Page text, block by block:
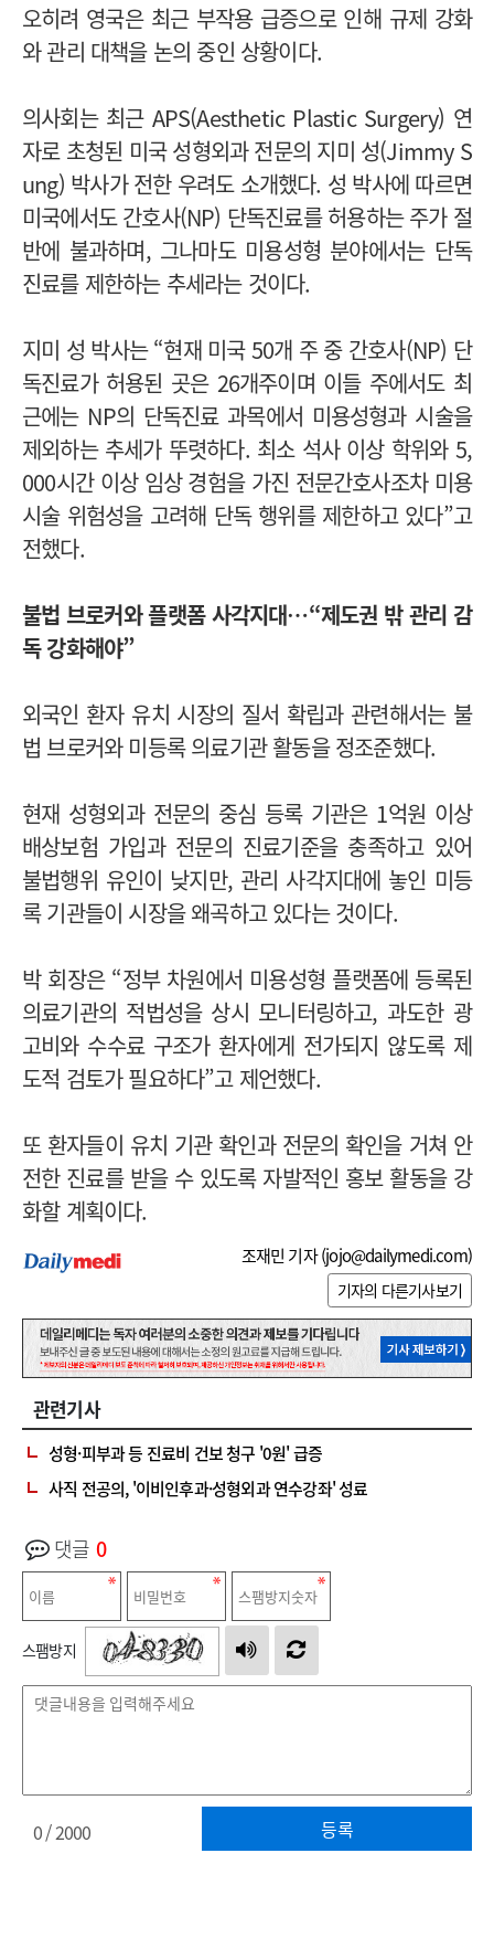
오히려 영국은 최근 부작용 급증으로 인해 규제 강화
와 관리 대책을 논의 중인 상황이다.
의사회는 최근 APS(Aesthetic Plastic Surgery) 연
자로 초청된 미국 성형외과 전문의 지미 성(Jimmy S
ung) 박사가 전한 우려도 소개했다. 성 박사에 따르면
미국에서도 간호사(NP) 단독진료를 허용하는 주가 절
반에 불과하며, 그나마도 미용성형 분야에서는 단독
진료를 제한하는 추세라는 것이다.
지미 성 박사는 “현재 미국 50개 주 중 간호사(NP) 단
독진료가 허용된 곳은 26개주이며 이들 주에서도 최
근에는 NP의 단독진료 과목에서 미용성형과 시술을
제외하는 추세가 뚜렷하다. 최소 석사 이상 학위와 5,
000시간 이상 임상 경험을 가진 전문간호사조차 미용
시술 위험성을 고려해 단독 행위를 제한하고 있다”고
전했다.
불법 브로커와 플랫폼 사각지대…“제도권 밖 관리 감
독 강화해야”
외국인 환자 유치 시장의 질서 확립과 관련해서는 불
법 브로커와 미등록 의료기관 활동을 정조준했다.
현재 성형외과 전문의 중심 등록 기관은 1억원 이상
배상보험 가입과 전문의 진료기준을 충족하고 있어
불법행위 유인이 낮지만, 관리 사각지대에 놓인 미등
록 기관들이 시장을 왜곡하고 있다는 것이다.
박 회장은 “정부 차원에서 미용성형 플랫폼에 등록된
의료기관의 적법성을 상시 모니터링하고, 과도한 광
고비와 수수료 구조가 환자에게 전가되지 않도록 제
도적 검토가 필요하다”고 제언했다.
또 환자들이 유치 기관 확인과 전문의 확인을 거쳐 안
전한 진료를 받을 수 있도록 자발적인 홍보 활동을 강
화할 계획이다.
조재민 기자 (jojo@dailymedi.com)
기자의 다른기사보기
관련기사
성형·피부과 등 진료비 건보 청구 '0원' 급증
사직 전공의, '이비인후과·성형외과 연수강좌' 성료
댓글 0
스팸방지
등록
0/ 2000